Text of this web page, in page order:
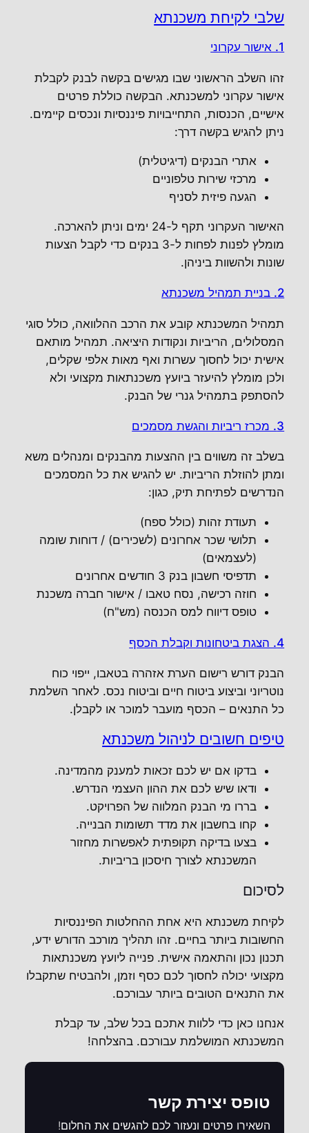
שלבי לקיחת משכנתא
1. אישור עקרוני
זהו השלב הראשוני שבו מגישים בקשה לבנק לקבלת
אישור עקרוני למשכנתא. הבקשה כוללת פרטים
אישיים, הכנסות, התחייבויות פיננסיות ונכסים קיימים.
ניתן להגיש בקשה דרך:
אתרי הבנקים (דיגיטלית)
מרכזי שירות טלפוניים
הגעה פיזית לסניף
האישור העקרוני תקף ל-24 ימים וניתן להארכה.
מומלץ לפנות לפחות ל-3 בנקים כדי לקבל הצעות
שונות ולהשוות ביניהן.
2. בניית תמהיל משכנתא
תמהיל המשכנתא קובע את הרכב ההלוואה, כולל סוגי
המסלולים, הריביות ונקודות היציאה. תמהיל מותאם
אישית יכול לחסוך עשרות ואף מאות אלפי שקלים,
ולכן מומלץ להיעזר ביועץ משכנתאות מקצועי ולא
להסתפק בתמהיל גנרי של הבנק.
3. מכרז ריביות והגשת מסמכים
בשלב זה משווים בין ההצעות מהבנקים ומנהלים משא
ומתן להוזלת הריביות. יש להגיש את כל המסמכים
הנדרשים לפתיחת תיק, כגון:
תעודת זהות (כולל ספח)
תלושי שכר אחרונים (לשכירים) / דוחות שומה
(לעצמאים)
תדפיסי חשבון בנק 3 חודשים אחרונים
חוזה רכישה, נסח טאבו / אישור חברה משכנת
טופס דיווח למס הכנסה (מש"ח)
4. הצגת ביטחונות וקבלת הכסף
הבנק דורש רישום הערת אזהרה בטאבו, ייפוי כוח
נוטריוני וביצוע ביטוח חיים וביטוח נכס. לאחר השלמת
כל התנאים – הכסף מועבר למוכר או לקבלן.
טיפים חשובים לניהול משכנתא
בדקו אם יש לכם זכאות למענק מהמדינה.
ודאו שיש לכם את ההון העצמי הנדרש.
בררו מי הבנק המלווה של הפרויקט.
קחו בחשבון את מדד תשומות הבנייה.
בצעו בדיקה תקופתית לאפשרות מחזור
המשכנתא לצורך חיסכון בריביות.
לסיכום
לקיחת משכנתא היא אחת ההחלטות הפיננסיות
החשובות ביותר בחיים. זהו תהליך מורכב הדורש ידע,
תכנון נכון והתאמה אישית. פנייה ליועץ משכנתאות
מקצועי יכולה לחסוך לכם כסף וזמן, ולהבטיח שתקבלו
את התנאים הטובים ביותר עבורכם.
אנחנו כאן כדי ללוות אתכם בכל שלב, עד קבלת
המשכנתא המושלמת עבורכם. בהצלחה!
טופס יצירת קשר
השאירו פרטים ונעזור לכם להגשים את החלום!